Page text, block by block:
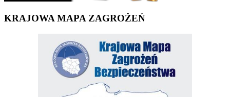
KRAJOWA MAPA ZAGROŻEŃ